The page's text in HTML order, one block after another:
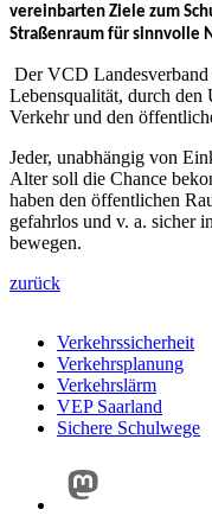
vereinbarten Ziele zum
Straßenraum für sinnvolle
Der VCD Landesverband
Lebensqualität, durch den
Verkehr und den
Jeder, unabhängig von
Alter soll die Chance
haben den öffentlichen
gefahrlos und v. a. sicher
bewegen.
zurück
Verkehrssicherheit
Verkehrsplanung
Verkehrslärm
VEP Saarland
Sichere Schulwege